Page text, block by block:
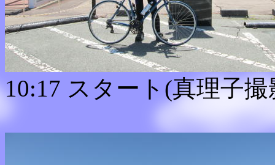
10:17 スタート(真理子撮